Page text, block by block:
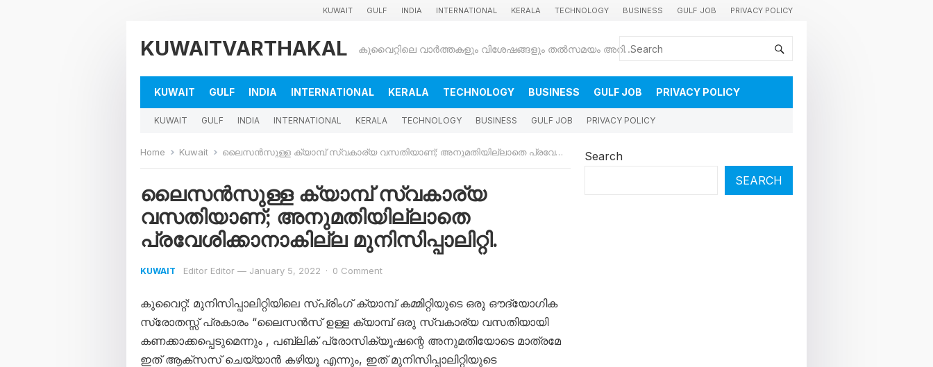
KUWAIT GULF INDIA INTERNATIONAL KERALA TECHNOLOGY BUSINESS GULF JOB PRIVACY POLICY
KUWAITVARTHAKAL കുവൈറ്റിലെ വാർത്തകളും വിശേഷങ്ങളും തൽസമയം അറിയാൻ
KUWAIT GULF INDIA INTERNATIONAL KERALA TECHNOLOGY BUSINESS GULF JOB PRIVACY POLICY
KUWAIT GULF INDIA INTERNATIONAL KERALA TECHNOLOGY BUSINESS GULF JOB PRIVACY POLICY
Home Kuwait ലൈസൻസുള്ള ക്യാമ്പ് സ്വകാര്യ വസതിയാണ്; അനുമതിയില്ലാതെ പ്രവേശിക്കാനാകില്ല മുനിസിപ്പാലിറ്റി.
ലൈസൻസുള്ള ക്യാമ്പ് സ്വകാര്യ
വസതിയാണ്; അനുമതിയില്ലാതെ
പ്രവേശിക്കാനാകില്ല മുനിസിപ്പാലിറ്റി.
KUWAIT Editor Editor — January 5, 2022 · 0 Comment
കുവൈറ്റ്: മുനിസിപ്പാലിറ്റിയിലെ സ്പ്രിംഗ് ക്യാമ്പ് കമ്മിറ്റിയുടെ ഒരു ഔദ്യോഗിക
സ്രോതസ്സ് പ്രകാരം “ലൈസൻസ് ഉള്ള ക്യാമ്പ് ഒരു സ്വകാര്യ വസതിയായി
കണക്കാക്കപ്പെടുമെന്നും , പബ്ലിക് പ്രോസിക്യൂഷന്റെ അനുമതിയോടെ മാത്രമേ
ഇത് ആക്സസ് ചെയ്യാൻ കഴിയൂ എന്നും, ഇത് മുനിസിപ്പാലിറ്റിയുടെ
Search
SEARCH